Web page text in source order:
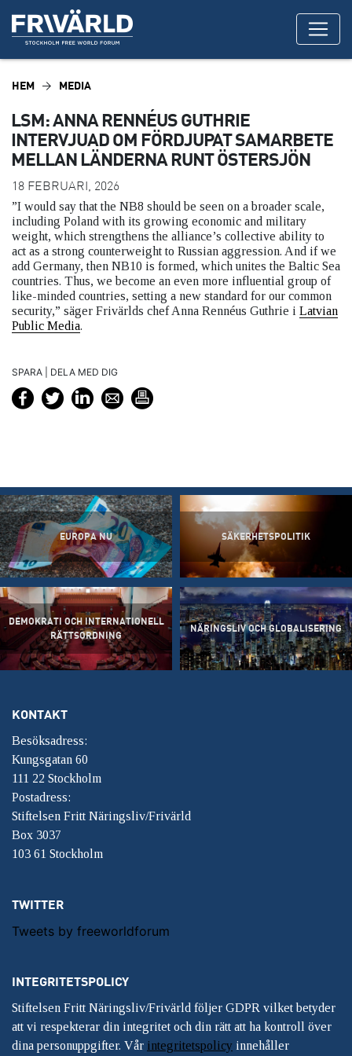
HEM MEDIA
LSM: ANNA RENNÉUS GUTHRIE
INTERVJUAD OM FÖRDJUPAT SAMARBETE
MELLAN LÄNDERNA RUNT ÖSTERSJÖN
18 FEBRUARI, 2026
”I would say that the NB8 should be seen on a broader scale,
including Poland with its growing economic and military
weight, which strengthens the alliance’s collective ability to
act as a strong counterweight to Russian aggression. And if we
add Germany, then NB10 is formed, which unites the Baltic Sea
countries. Thus, we become an even more influential group of
like-minded countries, setting a new standard for our common
security,” säger Frivärlds chef Anna Rennéus Guthrie i Latvian
Public Media.
SPARA | DELA MED DIG
EUROPA NU SÄKERHETSPOLITIK
DEMOKRATI OCH INTERNATIONELL
RÄTTSORDNING
NÄRINGSLIV OCH GLOBALISERING
KONTAKT
Besöksadress:
Kungsgatan 60
111 22 Stockholm
Postadress:
Stiftelsen Fritt Näringsliv/Frivärld
Box 3037
103 61 Stockholm
TWITTER
Tweets by freeworldforum
INTEGRITETSPOLICY
Stiftelsen Fritt Näringsliv/Frivärld följer GDPR vilket betyder
att vi respekterar din integritet och din rätt att ha kontroll över
dina personuppgifter. Vår integritetspolicy innehåller